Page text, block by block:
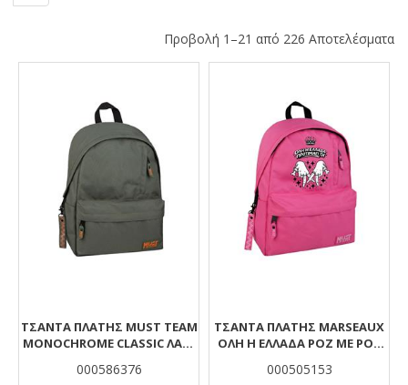
Προβολή 1–21 από 226 Αποτελέσματα
Αποτελέσματα
ΤΣΆΝΤΑ ΠΛΆΤΗΣ MUST TEAM
MONOCHROME CLASSIC ΛΑΔΊ
ΘΉΚΗ
000586376
ΤΣΑΝΤΑ ΠΛΑΤΗΣ MARSEAUX
ΌΛΗ Η ΕΛΛΆΔΑ ΡΟΖ ΜΕ ΡΟΖ
ΘΉΚΗ
000505153